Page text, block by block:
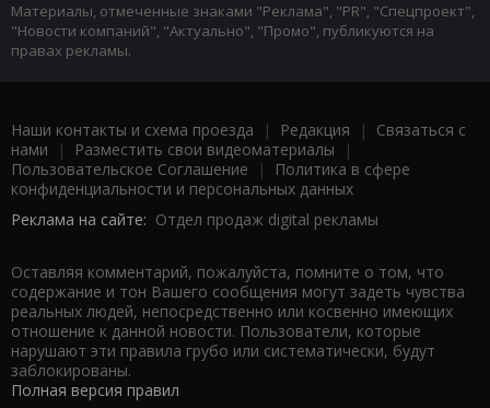
Материалы, отмеченные знаками "Реклама", "PR", "Спецпроект",
"Новости компаний", "Актуально", "Промо", публикуются на
правах рекламы.
Наши контакты и схема проезда | Редакция | Связаться с
нами | Разместить свои видеоматериалы |
Пользовательское Соглашение |
Политика в сфере
конфиденциальности и персональных данных
Реклама на сайте: Отдел продаж digital рекламы
Оставляя комментарий, пожалуйста, помните о том, что
содержание и тон Вашего сообщения могут задеть чувства
реальных людей, непосредственно или косвенно имеющих
отношение к данной новости. Пользователи, которые
нарушают эти правила грубо или систематически, будут
заблокированы.
Полная версия правил